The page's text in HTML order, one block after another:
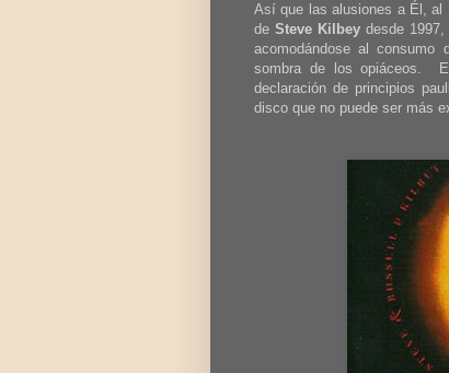
Así que las alusiones a Él, al
de Steve Kilbeydesde 1997,
acomodándose al consumo
sombra de los opiáceos.
declaración de principios
disco que no puede ser más